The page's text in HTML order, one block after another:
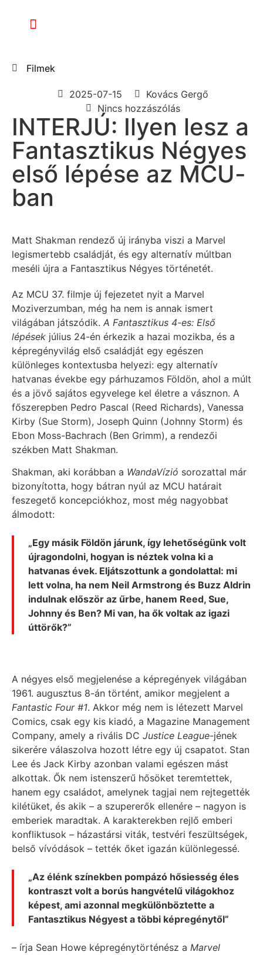
Filmek
2025-07-15
Kovács Gergő
Nincs hozzászólás
INTERJÚ: Ilyen lesz a
Fantasztikus Négyes
első lépése az MCU-
ban
Matt Shakman rendező új irányba viszi a Marvel
legismertebb családját, és egy alternatív múltban
meséli újra a Fantasztikus Négyes történetét.
Az MCU 37. filmje új fejezetet nyit a Marvel
Moziverzumban, még ha nem is annak ismert
világában játszódik. A Fantasztikus 4-es: Első
lépések július 24-én érkezik a hazai mozikba, és a
képregényvilág első családját egy egészen
különleges kontextusba helyezi: egy alternatív
hatvanas évekbe egy párhuzamos Földön, ahol a múlt
és a jövő sajátos egyvelege kel életre a vásznon. A
főszerepben Pedro Pascal (Reed Richards), Vanessa
Kirby (Sue Storm), Joseph Quinn (Johnny Storm) és
Ebon Moss-Bachrach (Ben Grimm), a rendezői
székben Matt Shakman.
Shakman, aki korábban a WandaVízió sorozattal már
bizonyította, hogy bátran nyúl az MCU határait
feszegető koncepciókhoz, most még nagyobbat
álmodott:
„Egy másik Földön járunk, így lehetőségünk volt
újragondolni, hogyan is néztek volna ki a
hatvanas évek. Eljátszottunk a gondolattal: mi
lett volna, ha nem Neil Armstrong és Buzz Aldrin
indulnak először az űrbe, hanem Reed, Sue,
Johnny és Ben? Mi van, ha ők voltak az igazi
úttörők?”
A négyes első megjelenése a képregények világában
1961. augusztus 8-án történt, amikor megjelent a
Fantastic Four #1. Akkor még nem is létezett Marvel
Comics, csak egy kis kiadó, a Magazine Management
Company, amely a rivális DC Justice League-jének
sikerére válaszolva hozott létre egy új csapatot. Stan
Lee és Jack Kirby azonban valami egészen mást
alkottak. Ők nem istenszerű hősöket teremtettek,
hanem egy családot, amelynek tagjai nem rejtegették
kilétüket, és akik – a szupererők ellenére – nagyon is
emberiek maradtak. A karakterekben rejlő emberi
konfliktusok – házastársi viták, testvéri feszültségek,
belső vívódások – tették őket igazán különlegessé.
„Az élénk színekben pompázó hősiesség éles
kontraszt volt a borús hangvételű világokhoz
képest, ami azonnal megkülönböztette a
Fantasztikus Négyest a többi képregénytől”
– írja Sean Howe képregénytörténész a Marvel